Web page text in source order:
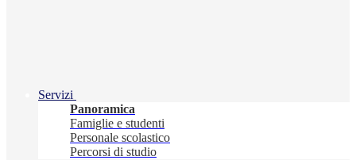
Servizi
Panoramica
Famiglie e studenti
Personale scolastico
Percorsi di studio